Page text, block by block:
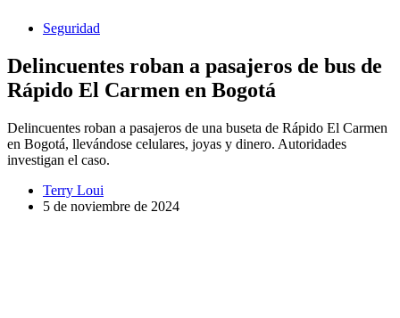
Seguridad
Delincuentes roban a pasajeros de bus de
Rápido El Carmen en Bogotá
Delincuentes roban a pasajeros de una buseta de Rápido El Carmen
en Bogotá, llevándose celulares, joyas y dinero. Autoridades
investigan el caso.
Terry Loui
5 de noviembre de 2024